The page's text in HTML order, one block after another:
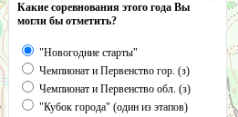
Какие соревнования этого года Вы
могли бы отметить?
"Новогодние старты"
Чемпионат и Первенство гор. (з)
Чемпионат и Первенство обл. (з)
"Кубок города" (один из этапов)